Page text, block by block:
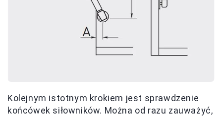
Kolejnym istotnym krokiem jest sprawdzenie
końcówek siłowników. Można od razu zauważyć,